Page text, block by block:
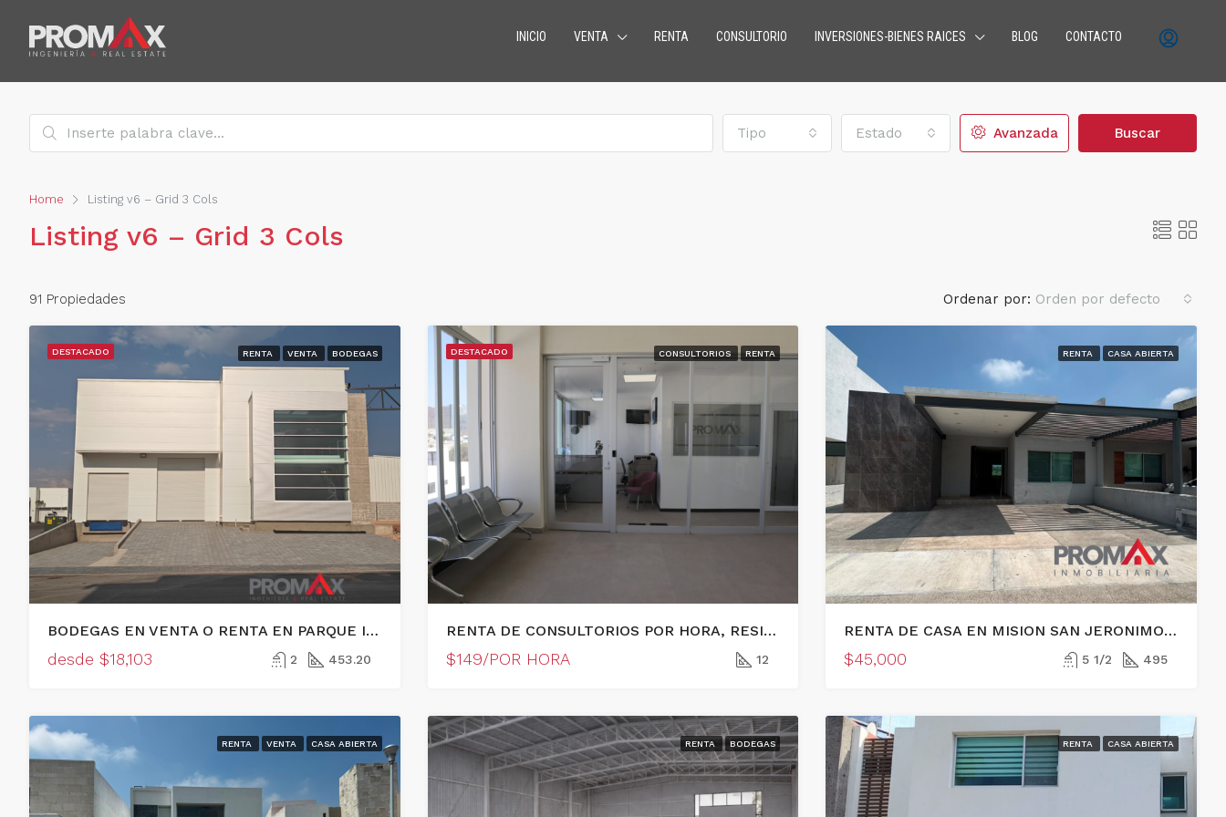
INICIO VENTA RENTA CONSULTORIO INVERSIONES-BIENES RAICES BLOG CONTACTO
Tipo Estado Avanzada Buscar
Home Listing v6 – Grid 3 Cols
Listing v6 – Grid 3 Cols
91 Propiedades Ordenar por: Orden por defecto
DESTACADO RENTA VENTA BODEGAS
BODEGAS EN VENTA O RENTA EN PARQUE INDUSTRIAL EN EL MARQUÉS!
desde $18,103 2 453.20
DESTACADO CONSULTORIOS RENTA
RENTA DE CONSULTORIOS POR HORA, RESIDENCIAL EL REFUGIO
$149/POR HORA 12
RENTA CASA ABIERTA
RENTA DE CASA EN MISION SAN JERONIMO, QUERETARO
$45,000 5 1/2 495
RENTA VENTA CASA ABIERTA RENTA BODEGAS RENTA CASA ABIERTA